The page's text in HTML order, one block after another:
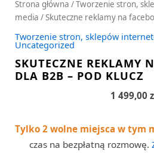
Strona główna /Tworzenie stron,
media / Skuteczne reklamy na
Tworzenie stron, sklepów
Uncategorized
SKUTECZNE REKLAMY
DLA B2B – POD KLUCZ
1 499,00
Tylko 2 wolne miejsca w tym
czas na bezpłatną rozmowę.